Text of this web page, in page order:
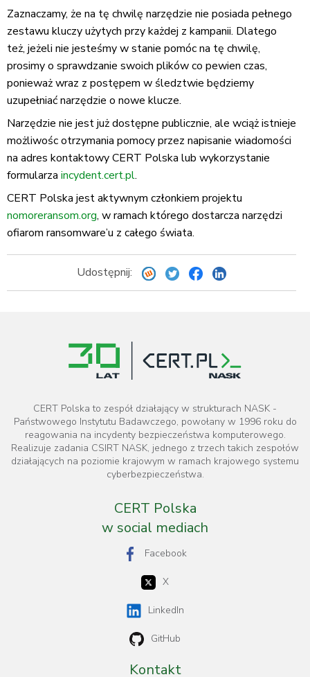
Zaznaczamy, że na tę chwilę narzędzie nie posiada pełnego
zestawu kluczy użytych przy każdej z kampanii. Dlatego
też, jeżeli nie jesteśmy w stanie pomóc na tę chwilę,
prosimy o sprawdzanie swoich plików co pewien czas,
ponieważ wraz z postępem w śledztwie będziemy
uzupełniać narzędzie o nowe klucze.
Narzędzie nie jest już dostępne publicznie, ale wciąż istnieje
możliwośc otrzymania pomocy przez napisanie wiadomości
na adres kontaktowy CERT Polska lub wykorzystanie
formularza incydent.cert.pl.
CERT Polska jest aktywnym członkiem projektu
nomoreransom.org, w ramach którego dostarcza narzędzi
ofiarom ransomware’u z całego świata.
Udostępnij:
CERT Polska to zespół działający w strukturach NASK -
Państwowego Instytutu Badawczego, powołany w 1996 roku do
reagowania na incydenty bezpieczeństwa komputerowego.
Realizuje zadania CSIRT NASK, jednego z trzech takich zespołów
działających na poziomie krajowym w ramach krajowego systemu
cyberbezpieczeństwa.
CERT Polska
w social mediach
Facebook
X
LinkedIn
GitHub
Kontakt